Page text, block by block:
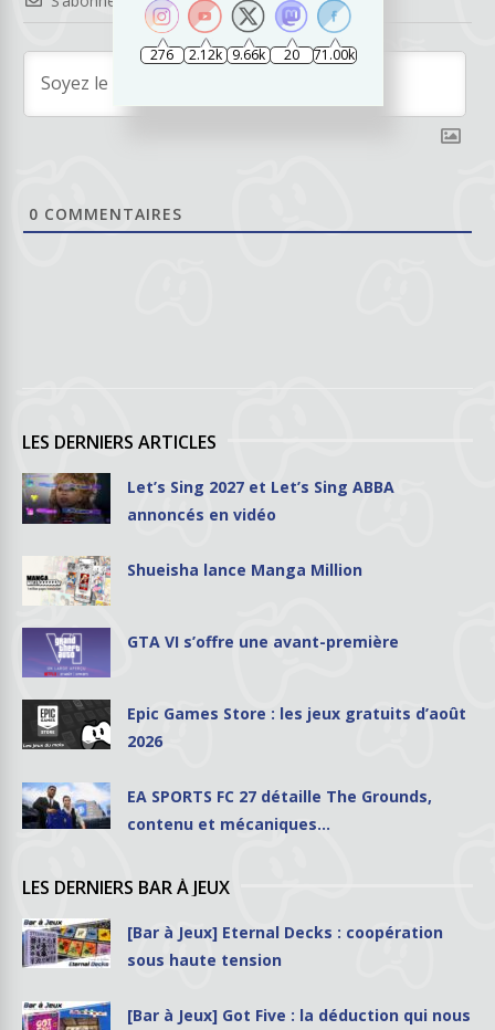
0 COMMENTAIRES
LES DERNIERS ARTICLES
Let’s Sing 2027 et Let’s Sing ABBA
annoncés en vidéo
Shueisha lance Manga Million
GTA VI s’offre une avant-première
Epic Games Store : les jeux gratuits d’août
2026
EA SPORTS FC 27 détaille The Grounds,
contenu et mécaniques…
LES DERNIERS BAR À JEUX
[Bar à Jeux] Eternal Decks : coopération
sous haute tension
[Bar à Jeux] Got Five : la déduction qui nous
276 2.12k 9.66k 20 71.00k